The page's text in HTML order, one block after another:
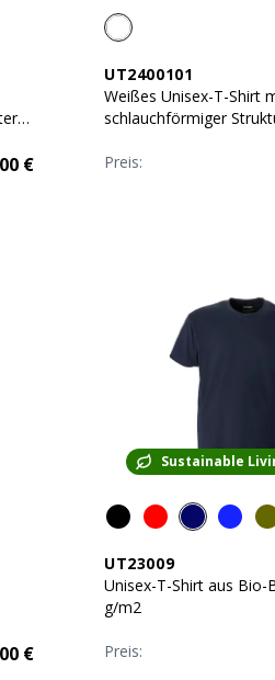
€
UT2400101
Weißes Unisex-T-Shirt
schlauchförmiger
Preis:
€
Sustainable
UT23009
Unisex-T-Shirt aus Bio-
g/m2
Preis: